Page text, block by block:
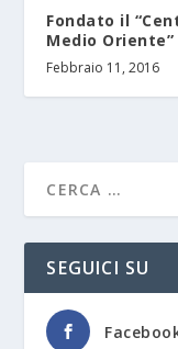
Fondato il
Medio Oriente”
Febbraio 11, 2016
SEGUICI SU